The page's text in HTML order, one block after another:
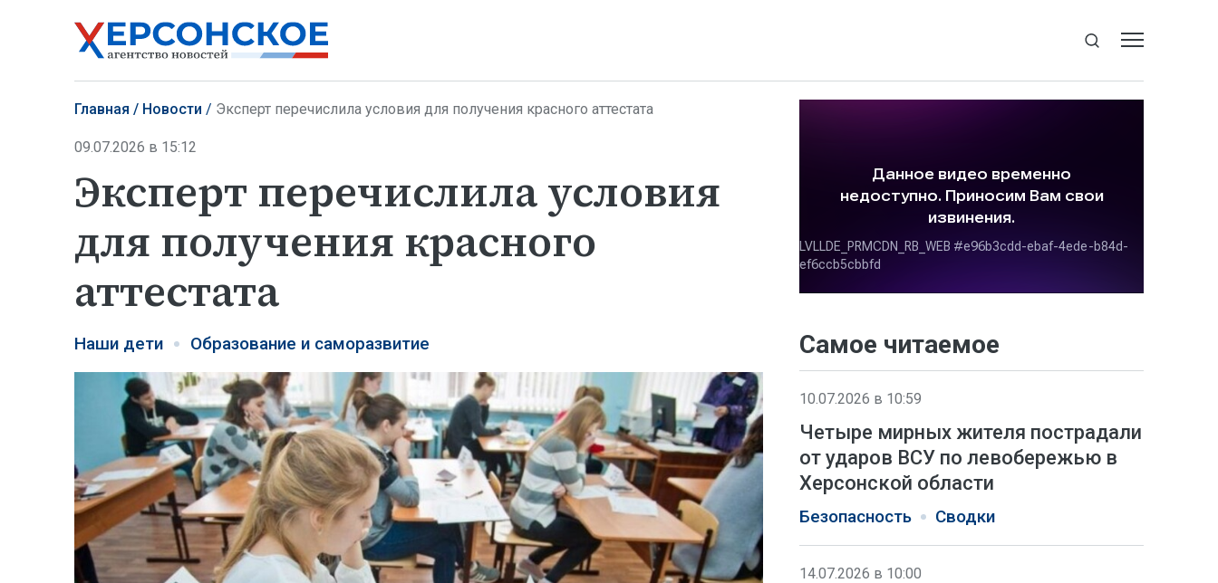
Главная Новости Эксперт перечислила условия для получения красного аттестата
09.07.2026 в 15:12
Эксперт перечислила условия
для получения красного
аттестата
Наши дети Образование и саморазвитие Самое читаемое
10.07.2026 в 10:59
Четыре мирных жителя пострадали
от ударов ВСУ по левобережью в
Херсонской области
Безопасность Сводки
14.07.2026 в 10:00